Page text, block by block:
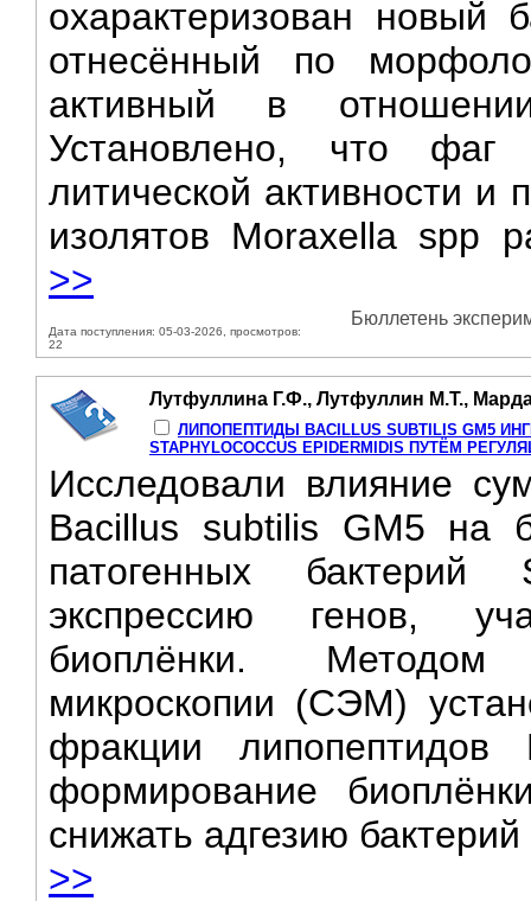
охарактеризован новый
отнесённый по
активный в
Установлено, что фаг
литической активности и
изолятов Moraxella spp
>>
Дата поступления: 05-03-2026, просмотров:
22
Бюллетень
Лутфуллина Г.Ф., Лутфуллин М.Т.,
ЛИПОПЕПТИДЫ BACILLUS SUBTILIS GM5
STAPHYLOCOCCUS EPIDERMIDIS ПУТЁМ
Исследовали влияние
Bacillus subtilis GM5 на
патогенных бактерий
экспрессию генов,
биоплёнки. Методом
микроскопии (СЭМ)
фракции
формирование
снижать адгезию
>>